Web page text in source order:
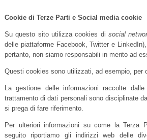
Cookie di Terze Parti e Social media cookie
Su questo sito utilizza cookies disocial
delle piattaforme Facebook, Twitter e
pertanto, non siamo responsabili in merito ad
Questi cookies sono utilizzati, ad esempio, per
La gestione delle informazioni raccolte
trattamento di dati personali sono disciplinate
si prega di fare riferimento.
Per ulteriori informazioni su come la Terza
seguito riportiamo gli indirizzi web delle